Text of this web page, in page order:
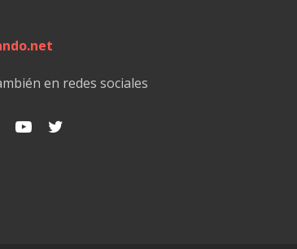
en redes sociales